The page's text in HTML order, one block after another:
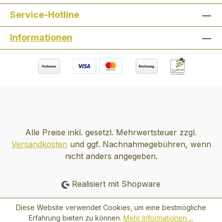
gewährleistet - und die Aromen klar und
unverfälscht wiederzugeben. Kein
Wunder, dass Arnaud sowohl HACCP-
und IS O-zertifiziert ist. Zutaten: Schwein
(Fett, Fleisch), Geflügelleber (38%), Milch,
Eier, Salz, Cognac (1%), Gewürze,
natürliche Aromen Nährwerte pro 100g
Service-Hotline
Informationen
Alle Preise inkl. gesetzl. Mehrwertsteuer zzgl.
Versandkostenund ggf. Nachnahmegebühren, wenn
nicht anders angegeben.
Realisiert mit Shopware
Diese Website verwendet Cookies, um eine bestmögliche
Erfahrung bieten zu können. Mehr Informationen ...